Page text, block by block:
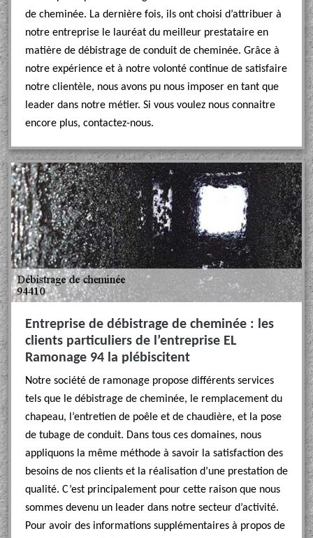
de cheminée. La dernière fois, ils ont choisi d’attribuer à
notre entreprise le lauréat du meilleur prestataire en
matière de débistrage de conduit de cheminée. Grâce à
notre expérience et à notre volonté continue de satisfaire
notre clientèle, nous avons pu nous imposer en tant que
leader dans notre métier. Si vous voulez nous connaitre
encore plus, contactez-nous.
Entreprise de débistrage de cheminée : les
clients particuliers de l’entreprise EL
Ramonage 94 la plébiscitent
Notre société de ramonage propose différents services
tels que le débistrage de cheminée, le remplacement du
chapeau, l’entretien de poêle et de chaudière, et la pose
de tubage de conduit. Dans tous ces domaines, nous
appliquons la même méthode à savoir la satisfaction des
besoins de nos clients et la réalisation d’une prestation de
qualité. C’est principalement pour cette raison que nous
sommes devenu un leader dans notre secteur d’activité.
Pour avoir des informations supplémentaires à propos de